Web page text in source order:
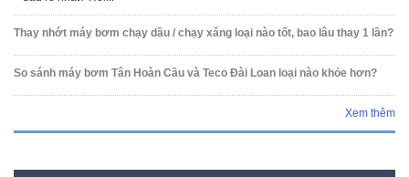
Thay nhớt máy bơm chạy dầu / chạy xăng loại nào tốt, bao lâu thay 1 lần?
So sánh máy bơm Tân Hoàn Cầu và Teco Đài Loan loại nào khỏe hơn?
Xem thêm